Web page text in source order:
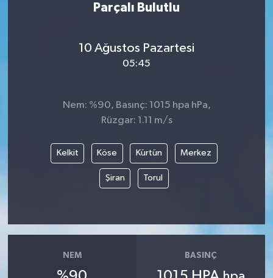
Parçalı Bulutlu
10 Ağustos Pazartesi
05:45
Nem: %90, Basınç: 1015 hpa hPa,
Rüzgar: 1.11 m/s
Kelkit Köse Kürtün Merkez
Şiran Torul
NEM BASINÇ